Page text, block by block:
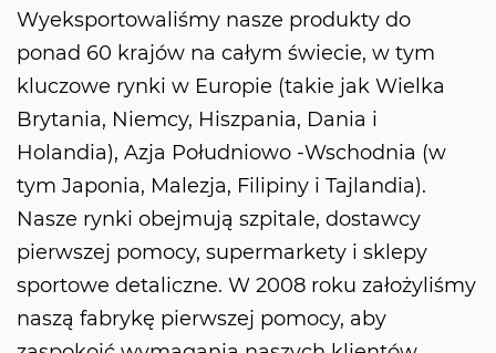
Wyeksportowaliśmy nasze produkty do
ponad 60 krajów na całym świecie, w tym
kluczowe rynki w Europie (takie jak Wielka
Brytania, Niemcy, Hiszpania, Dania i
Holandia), Azja Południowo -Wschodnia (w
tym Japonia, Malezja, Filipiny i Tajlandia).
Nasze rynki obejmują szpitale, dostawcy
pierwszej pomocy, supermarkety i sklepy
sportowe detaliczne. W 2008 roku założyliśmy
naszą fabrykę pierwszej pomocy, aby